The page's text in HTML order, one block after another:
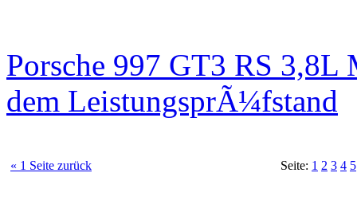
Porsche 997 GT3 RS
dem LeistungsprÃ¼fstand
« 1 Seite zurück Seite: 1 2 3 4 5